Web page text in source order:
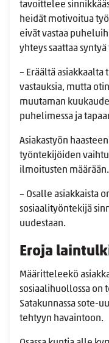
tavoittelee
heidät motivoitua
eivät vastaa
yhteys saattaa
– Eräältä
vastauksia, mutta
muutaman
puhelimessa ja
Asiakastyön
työntekijöiden
ilmoitusten määrään.
– Osalle asiakkaista
sosiaalityöntekijä
uudestaan.
Eroja
Määritteleekö
sosiaalihuollossa on
Satakunnassa sote-
tehtyyn havaintoon.